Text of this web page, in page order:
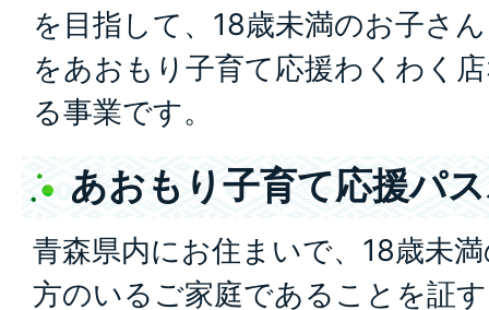
を目指して、18歳未満のお子さ
をあおもり子育て応援わくわく
る事業です。
あおもり子育て応援パ
青森県内にお住まいで、18歳未
方のいるご家庭であることを証